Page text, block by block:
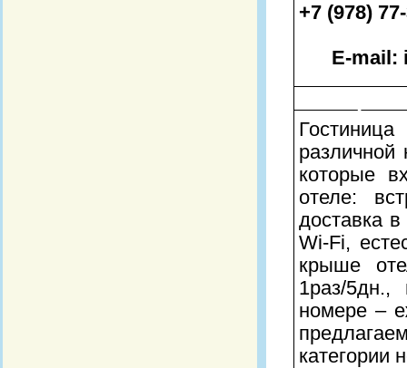
+7 (978)
E-mail:
различной
которые
отеле:
доставка в
Wi-Fi,
крыше
1раз/
номере –
категории